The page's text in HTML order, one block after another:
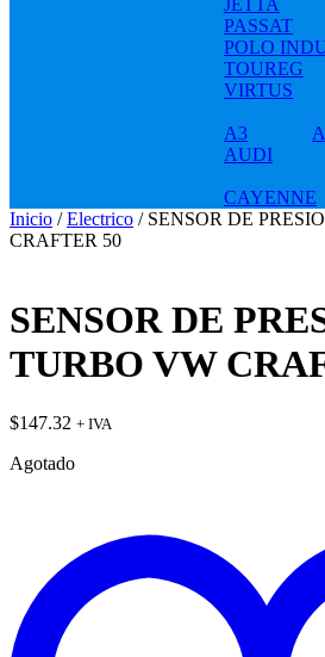
JETTA
PASSAT
POLO
TOUREG
VIRTUS
A3
AUDI
CAYENNE
Inicio /Electrico / SENSOR DE
CRAFTER 50
SENSOR DE
TURBO VW
$147.32 + IVA
Agotado